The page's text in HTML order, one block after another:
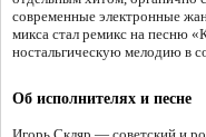
современные электронные
микса стал ремикс на песню
ностальгическую мелодию в
Об исполнителях и песне